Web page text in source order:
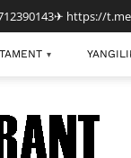
✈ https://
▾